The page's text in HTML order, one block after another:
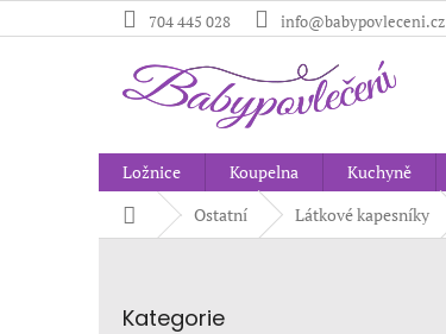
na
704 445 028 info@babypovleceni.cz
Ložnice Koupelna Kuchyně
Domů Ostatní Látkové kapesníky
kategorie
Kategorie